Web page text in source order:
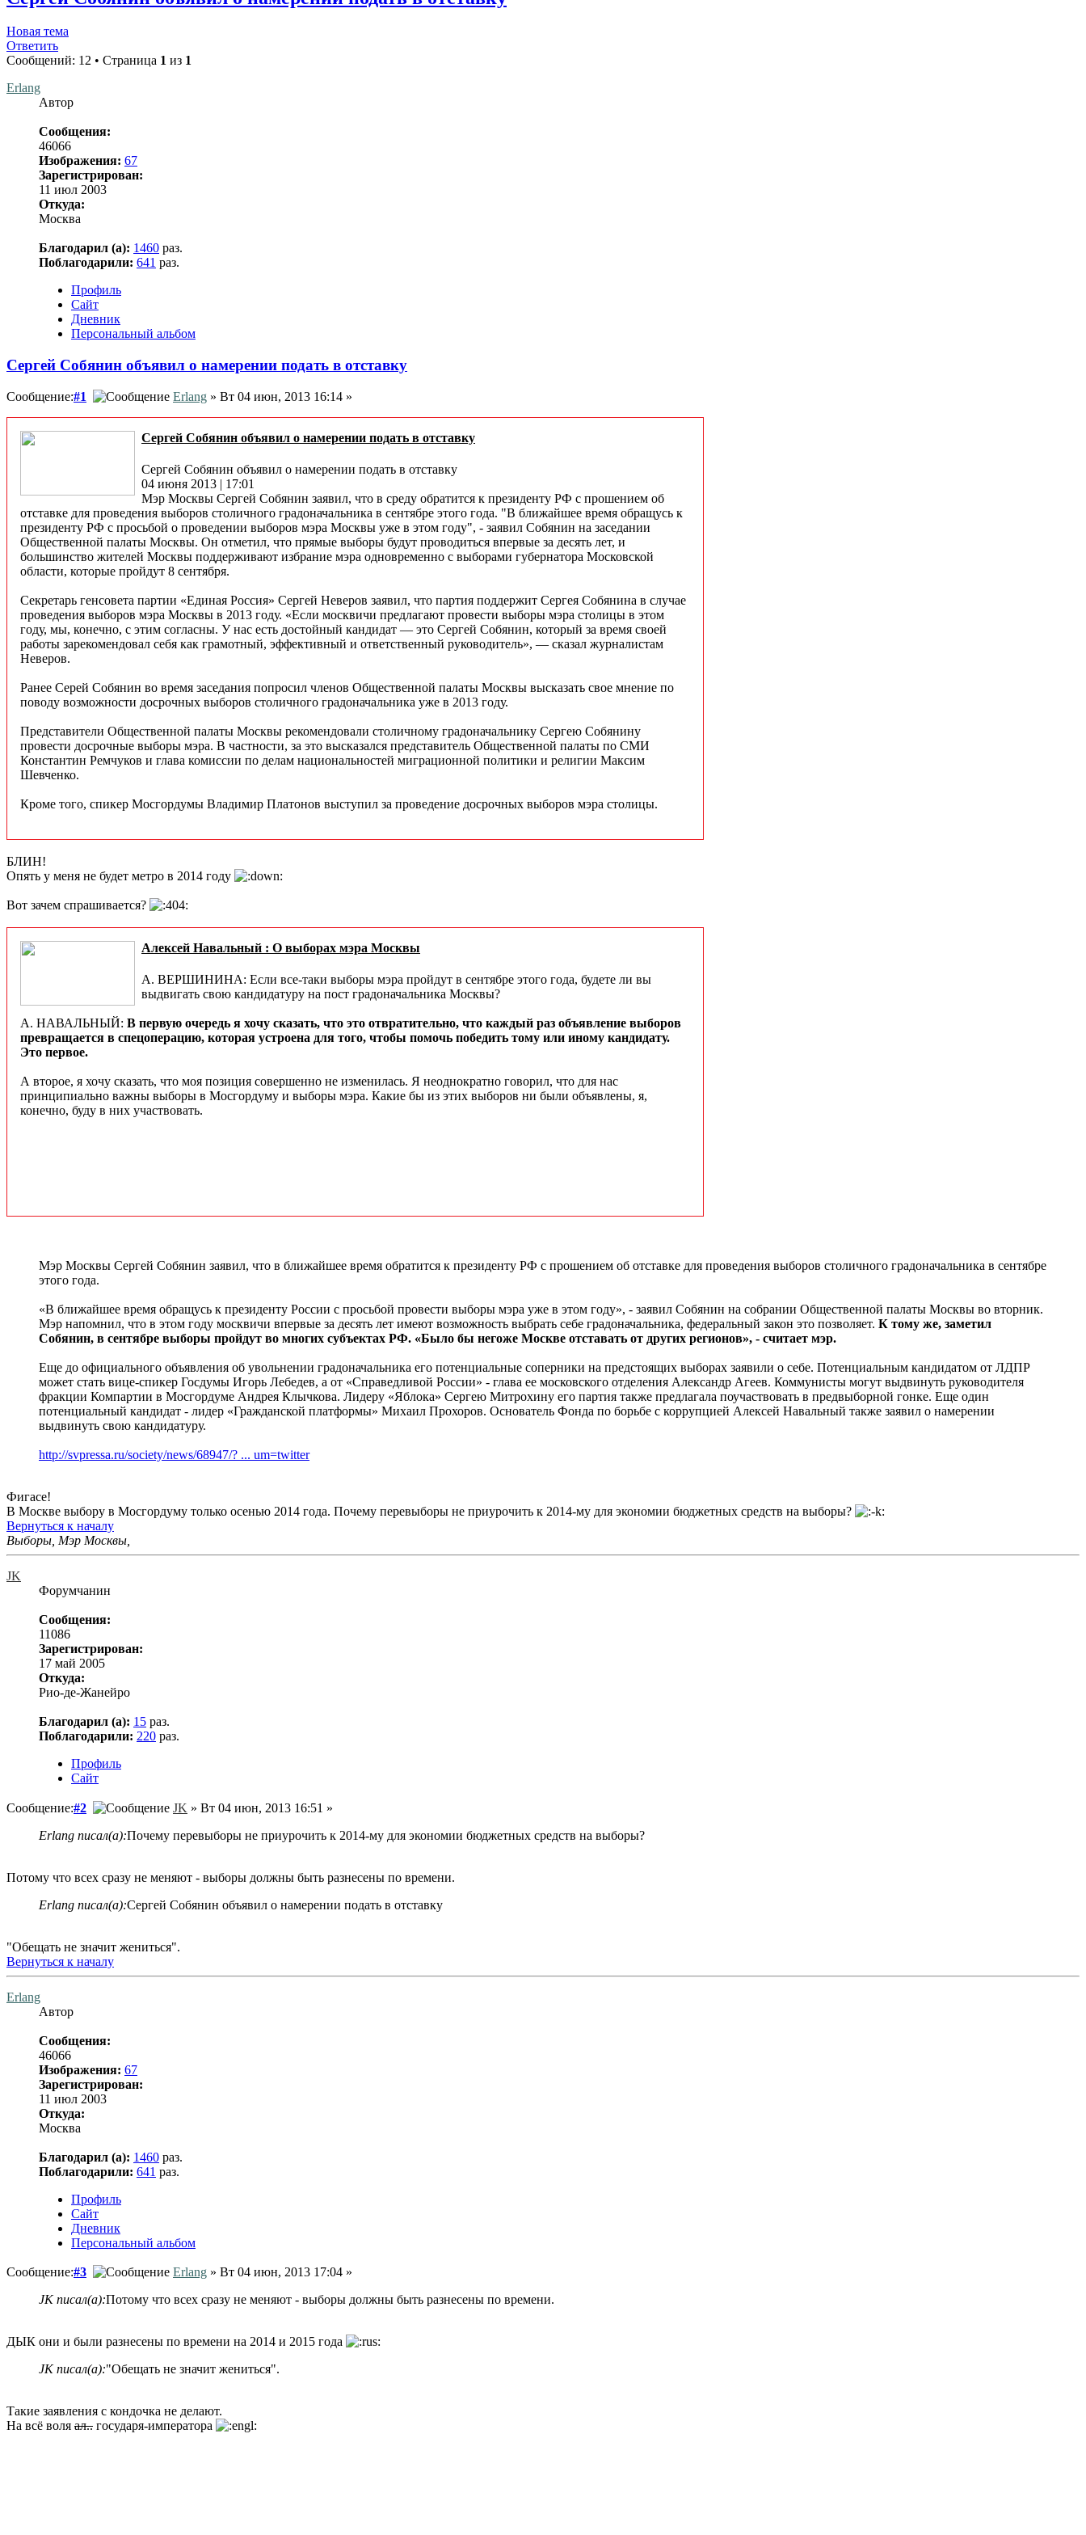
Новая тема
Ответить
Сообщений: 12 • Страница 1 из 1
Erlang
Автор
Сообщения:
46066
Изображения: 67
Зарегистрирован:
11 июл 2003
Откуда:
Москва
Благодарил (а): 1460 раз.
Поблагодарили: 641 раз.
Профиль
Сайт
Дневник
Персональный альбом
Сергей Собянин объявил о намерении подать в отставку
Сообщение:#1 Erlang » Вт 04 июн, 2013 16:14 »
Сергей Собянин объявил о намерении подать в отставку
Сергей Собянин объявил о намерении подать в отставку
04 июня 2013 | 17:01
Мэр Москвы Сергей Собянин заявил, что в среду обратится к президенту РФ с прошением об
отставке для проведения выборов столичного градоначальника в сентябре этого года. "В ближайшее время обращусь к
президенту РФ с просьбой о проведении выборов мэра Москвы уже в этом году", - заявил Собянин на заседании
Общественной палаты Москвы. Он отметил, что прямые выборы будут проводиться впервые за десять лет, и
большинство жителей Москвы поддерживают избрание мэра одновременно с выборами губернатора Московской
области, которые пройдут 8 сентября.
Секретарь генсовета партии «Единая Россия» Сергей Неверов заявил, что партия поддержит Сергея Собянина в случае
проведения выборов мэра Москвы в 2013 году. «Если москвичи предлагают провести выборы мэра столицы в этом
году, мы, конечно, с этим согласны. У нас есть достойный кандидат — это Сергей Собянин, который за время своей
работы зарекомендовал себя как грамотный, эффективный и ответственный руководитель», — сказал журналистам
Неверов.
Ранее Серей Собянин во время заседания попросил членов Общественной палаты Москвы высказать свое мнение по
поводу возможности досрочных выборов столичного градоначальника уже в 2013 году.
Представители Общественной палаты Москвы рекомендовали столичному градоначальнику Сергею Собянину
провести досрочные выборы мэра. В частности, за это высказался представитель Общественной палаты по СМИ
Константин Ремчуков и глава комиссии по делам национальностей миграционной политики и религии Максим
Шевченко.
Кроме того, спикер Мосгордумы Владимир Платонов выступил за проведение досрочных выборов мэра столицы.
БЛИН!
Опять у меня не будет метро в 2014 году
Вот зачем спрашивается?
Алексей Навальный : О выборах мэра Москвы
А. ВЕРШИНИНА: Если все-таки выборы мэра пройдут в сентябре этого года, будете ли вы
выдвигать свою кандидатуру на пост градоначальника Москвы?
А. НАВАЛЬНЫЙ: В первую очередь я хочу сказать, что это отвратительно, что каждый раз объявление выборов
превращается в спецоперацию, которая устроена для того, чтобы помочь победить тому или иному кандидату.
Это первое.
А второе, я хочу сказать, что моя позиция совершенно не изменилась. Я неоднократно говорил, что для нас
принципиально важны выборы в Мосгордуму и выборы мэра. Какие бы из этих выборов ни были объявлены, я,
конечно, буду в них участвовать.
Мэр Москвы Сергей Собянин заявил, что в ближайшее время обратится к президенту РФ с прошением об отставке для проведения выборов столичного градоначальника в сентябре
этого года.
«В ближайшее время обращусь к президенту России с просьбой провести выборы мэра уже в этом году», - заявил Собянин на собрании Общественной палаты Москвы во вторник.
Мэр напомнил, что в этом году москвичи впервые за десять лет имеют возможность выбрать себе градоначальника, федеральный закон это позволяет. К тому же, заметил
Собянин, в сентябре выборы пройдут во многих субъектах РФ. «Было бы негоже Москве отставать от других регионов», - считает мэр.
Еще до официального объявления об увольнении градоначальника его потенциальные соперники на предстоящих выборах заявили о себе. Потенциальным кандидатом от ЛДПР
может стать вице-спикер Госдумы Игорь Лебедев, а от «Справедливой России» - глава ее московского отделения Александр Агеев. Коммунисты могут выдвинуть руководителя
фракции Компартии в Мосгордуме Андрея Клычкова. Лидеру «Яблока» Сергею Митрохину его партия также предлагала поучаствовать в предвыборной гонке. Еще один
потенциальный кандидат - лидер «Гражданской платформы» Михаил Прохоров. Основатель Фонда по борьбе с коррупцией Алексей Навальный также заявил о намерении
выдвинуть свою кандидатуру.
http://svpressa.ru/society/news/68947/? ... um=twitter
Фигасе!
В Москве выбору в Мосгордуму только осенью 2014 года. Почему перевыборы не приурочить к 2014-му для экономии бюджетных средств на выборы?
Вернуться к началу
Выборы, Мэр Москвы,
JK
Форумчанин
Сообщения:
11086
Зарегистрирован:
17 май 2005
Откуда:
Рио-де-Жанейро
Благодарил (а): 15 раз.
Поблагодарили: 220 раз.
Профиль
Сайт
Сообщение:#2 JK » Вт 04 июн, 2013 16:51 »
Erlang писал(а):Почему перевыборы не приурочить к 2014-му для экономии бюджетных средств на выборы?
Потому что всех сразу не меняют - выборы должны быть разнесены по времени.
Erlang писал(а):Сергей Собянин объявил о намерении подать в отставку
"Обещать не значит жениться".
Вернуться к началу
Erlang
Автор
Сообщения:
46066
Изображения: 67
Зарегистрирован:
11 июл 2003
Откуда:
Москва
Благодарил (а): 1460 раз.
Поблагодарили: 641 раз.
Профиль
Сайт
Дневник
Персональный альбом
Сообщение:#3 Erlang » Вт 04 июн, 2013 17:04 »
JK писал(а):Потому что всех сразу не меняют - выборы должны быть разнесены по времени.
ДЫК они и были разнесены по времени на 2014 и 2015 года
JK писал(а):"Обещать не значит жениться".
Такие заявления с кондочка не делают.
На всё воля ал.. государя-императора